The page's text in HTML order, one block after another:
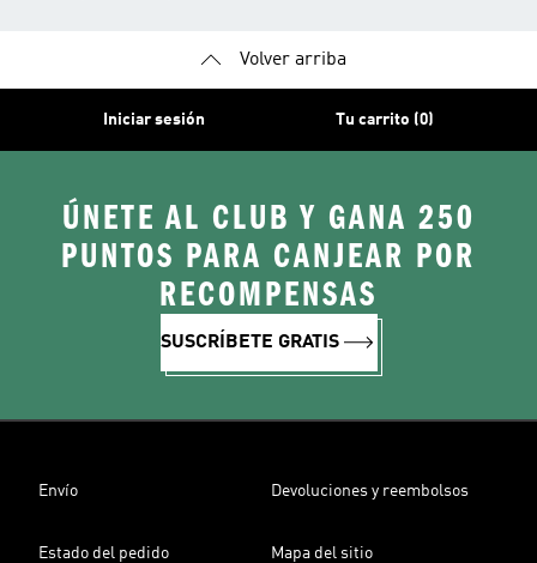
Volver arriba
Iniciar sesión Tu carrito (0)
ÚNETE AL CLUB Y GANA 250
PUNTOS PARA CANJEAR POR
RECOMPENSAS
SUSCRÍBETE GRATIS
Envío Devoluciones y reembolsos
Estado del pedido Mapa del sitio